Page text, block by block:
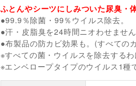
ふとんやシーツにしみついた尿臭・
●99.9％除菌・99％ウイルス除去。
●汗・皮脂臭を24時間ニオわせませ
●布製品の防カビ効果も。(すべての
※すべての菌・ウイルスを除去する
※エンベロープタイプのウイルス1種